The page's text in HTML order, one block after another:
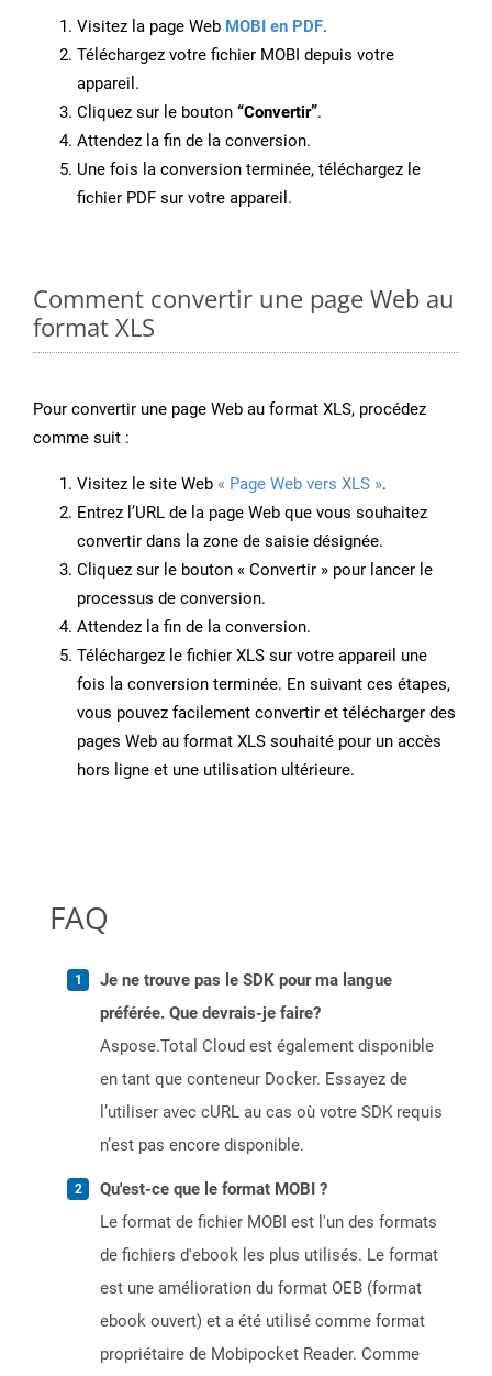
Visitez la page Web MOBI en PDF.
Téléchargez votre fichier MOBI depuis votre
appareil.
Cliquez sur le bouton “Convertir”.
Attendez la fin de la conversion.
Une fois la conversion terminée, téléchargez le
fichier PDF sur votre appareil.
Comment convertir une page Web au
format XLS
Pour convertir une page Web au format XLS, procédez
comme suit :
Visitez le site Web « Page Web vers XLS ».
Entrez l’URL de la page Web que vous souhaitez
convertir dans la zone de saisie désignée.
Cliquez sur le bouton « Convertir » pour lancer le
processus de conversion.
Attendez la fin de la conversion.
Téléchargez le fichier XLS sur votre appareil une
fois la conversion terminée. En suivant ces étapes,
vous pouvez facilement convertir et télécharger des
pages Web au format XLS souhaité pour un accès
hors ligne et une utilisation ultérieure.
FAQ
Je ne trouve pas le SDK pour ma langue
préférée. Que devrais-je faire?
Aspose.Total Cloud est également disponible
en tant que conteneur Docker. Essayez de
l’utiliser avec cURL au cas où votre SDK requis
n’est pas encore disponible.
Qu'est-ce que le format MOBI ?
Le format de fichier MOBI est l'un des formats
de fichiers d'ebook les plus utilisés. Le format
est une amélioration du format OEB (format
ebook ouvert) et a été utilisé comme format
propriétaire de Mobipocket Reader. Comme